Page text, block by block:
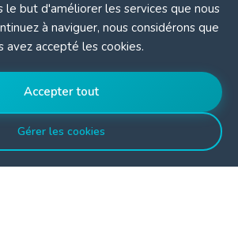
le but d'améliorer les services que nous
à naviguer, nous considérons que
avez accepté les cookies.
Accepter tout
Gérer les cookies